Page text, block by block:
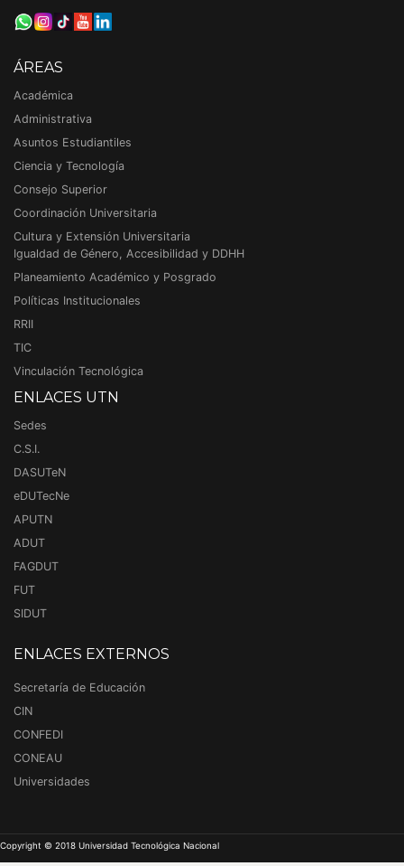
ÁREAS
Académica
Administrativa
Asuntos Estudiantiles
Ciencia y Tecnología
Consejo Superior
Coordinación Universitaria
Cultura y Extensión Universitaria
Igualdad de Género, Accesibilidad y DDHH
Planeamiento Académico y Posgrado
Políticas Institucionales
RRII
TIC
Vinculación Tecnológica
ENLACES UTN
Sedes
C.S.I.
DASUTeN
eDUTecNe
APUTN
ADUT
FAGDUT
FUT
SIDUT
ENLACES EXTERNOS
Secretaría de Educación
CIN
CONFEDI
CONEAU
Universidades
Copyright © 2018 Universidad Tecnológica Nacional